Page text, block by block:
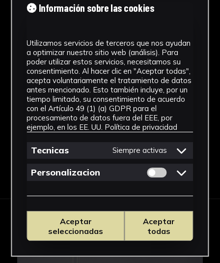
Cronología
Materiales
Metal y vidrio
Ubicación
Facultad de Farmacia
Ver más
Descargar Ficha
IMÁGENES
Información sobre las cookies
Utilizamos servicios de terceros que nos ayudan
a optimizar nuestro sitio web (análisis). Para
poder utilizar estos servicios, necesitamos su
consentimiento. Al hacer clic en "Aceptar todas",
acepta voluntariamente el tratamiento de datos
antes mencionado. Esto también incluye, por un
tiempo limitado, su consentimiento de acuerdo
con el Artículo 49 (1) (a) GDPR para el
procesamiento de datos fuera del EEE, por
ejemplo, en los EE. UU. Política de privacidad
Tecnicas Siempre activas
Personalizacion Permitir cookies
Aceptar
seleccionadas
Aceptar
todas